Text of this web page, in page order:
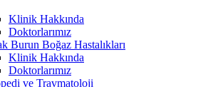
Klinik Hakkında
Doktorlarımız
Burun Boğaz Hastalıkları
Klinik Hakkında
Doktorlarımız
ve Travmatoloji